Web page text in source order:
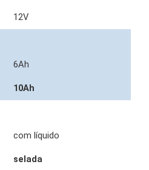
12V
6Ah
10Ah
com líquido
selada